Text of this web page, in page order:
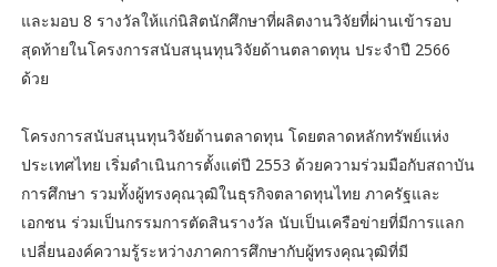
และมอบ 8 รางวัลให้แก่นิสิตนักศึกษาที่ผลิตงานวิจัยที่ผ่านเข้ารอบ
สุดท้ายในโครงการสนับสนุนทุนวิจัยด้านตลาดทุน ประจำปี 2566
ด้วย
โครงการสนับสนุนทุนวิจัยด้านตลาดทุน โดยตลาดหลักทรัพย์แห่ง
ประเทศไทย เริ่มดำเนินการตั้งแต่ปี 2553 ด้วยความร่วมมือกับสถาบัน
การศึกษา รวมทั้งผู้ทรงคุณวุฒิในธุรกิจตลาดทุนไทย ภาครัฐและ
เอกชน ร่วมเป็นกรรมการตัดสินรางวัล นับเป็นเครือข่ายที่มีการแลก
เปลี่ยนองค์ความรู้ระหว่างภาคการศึกษากับผู้ทรงคุณวุฒิที่มี